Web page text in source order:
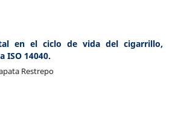
en el ciclo de vida del cigarrillo,
ISO 14040.
Restrepo